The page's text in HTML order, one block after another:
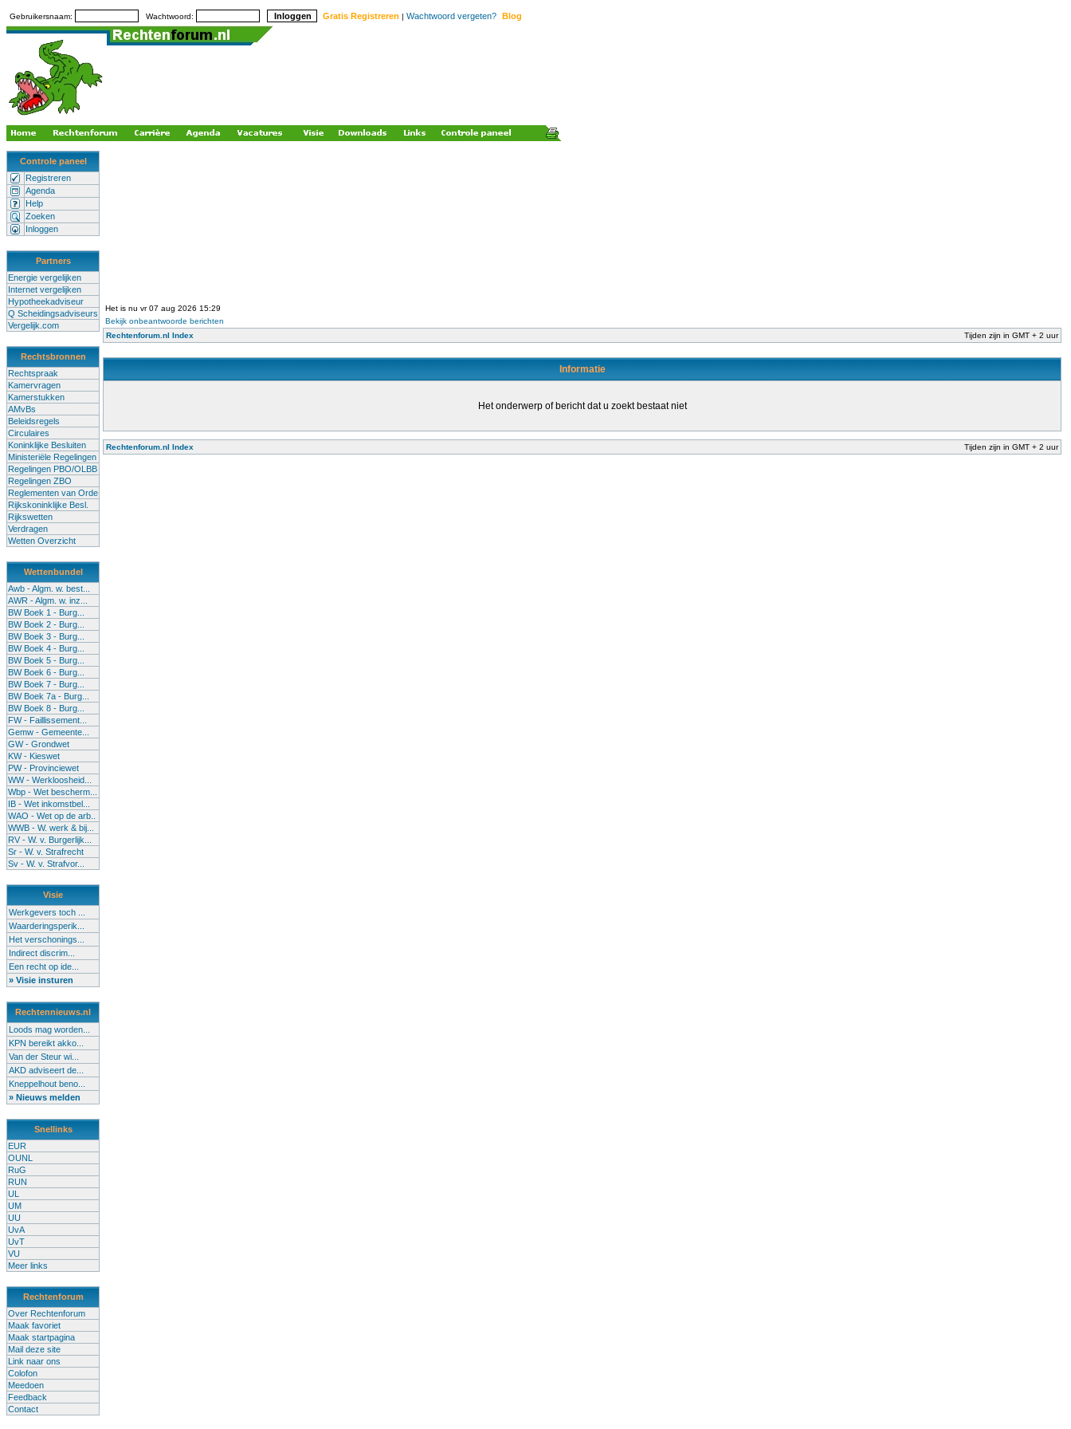
Gebruikersnaam: Wachtwoord: Gratis Registreren | Wachtwoord vergeten? Blog
Controle paneel
Registreren
Agenda
Help
Zoeken
Inloggen
Partners
Energie vergelijken
Internet vergelijken
Hypotheekadviseur
Q Scheidingsadviseurs
Vergelijk.com
Rechtsbronnen
Rechtspraak
Kamervragen
Kamerstukken
AMvBs
Beleidsregels
Circulaires
Koninklijke Besluiten
Ministeriële Regelingen
Regelingen PBO/OLBB
Regelingen ZBO
Reglementen van Orde
Rijkskoninklijke Besl.
Rijkswetten
Verdragen
Wetten Overzicht
Wettenbundel
Awb - Algm. w. best...
AWR - Algm. w. inz...
BW Boek 1 - Burg...
BW Boek 2 - Burg...
BW Boek 3 - Burg...
BW Boek 4 - Burg...
BW Boek 5 - Burg...
BW Boek 6 - Burg...
BW Boek 7 - Burg...
BW Boek 7a - Burg...
BW Boek 8 - Burg...
FW - Faillissement...
Gemw - Gemeente...
GW - Grondwet
KW - Kieswet
PW - Provinciewet
WW - Werkloosheid...
Wbp - Wet bescherm...
IB - Wet inkomstbel...
WAO - Wet op de arb..
WWB - W. werk & bij...
RV - W. v. Burgerlijk...
Sr - W. v. Strafrecht
Sv - W. v. Strafvor...
Visie
Werkgevers toch ...
Waarderingsperik...
Het verschonings...
Indirect discrim...
Een recht op ide...
» Visie insturen
Rechtennieuws.nl
Loods mag worden...
KPN bereikt akko...
Van der Steur wi...
AKD adviseert de...
Kneppelhout beno...
» Nieuws melden
Snellinks
EUR
OUNL
RuG
RUN
UL
UM
UU
UvA
UvT
VU
Meer links
Rechtenforum
Over Rechtenforum
Maak favoriet
Maak startpagina
Mail deze site
Link naar ons
Colofon
Meedoen
Feedback
Contact
Het is nu vr 07 aug 2026 15:29
Bekijk onbeantwoorde berichten
Rechtenforum.nl Index
Tijden zijn in GMT + 2 uur
Informatie
Het onderwerp of bericht dat u zoekt bestaat niet
Rechtenforum.nl Index Tijden zijn in GMT + 2 uur